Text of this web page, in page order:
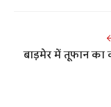
बाड़मेर में तूफान का